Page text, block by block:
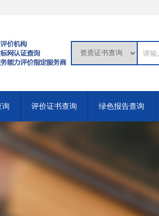
询 评价证书查询 绿色报告查询